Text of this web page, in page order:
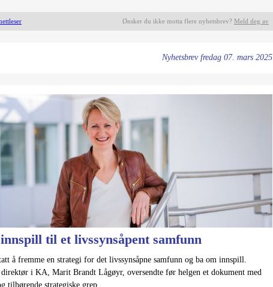
Ønsker du ikke motta flere nyhetsbrev? Meld deg av
Nyhetsbrev fredag 07. mars 2025
til et livssynsåpent samfunn
å fremme en strategi for det livssynsåpne samfunn og ba om innspill.
direktør i KA, Marit Brandt Lågøyr, oversendte før helgen et dokument med
tilhørende strategiske grep.